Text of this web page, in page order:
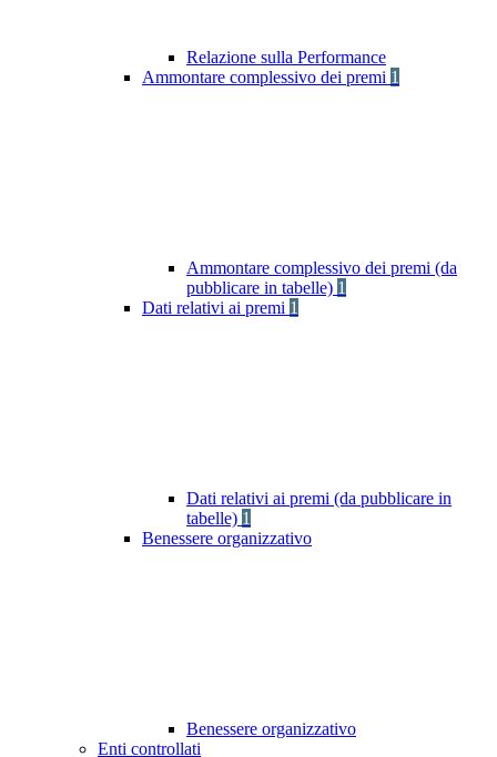
Relazione sulla Performance
Ammontare complessivo dei premi 1
Ammontare complessivo dei premi (da
pubblicare in tabelle) 1
Dati relativi ai premi 1
Dati relativi ai premi (da pubblicare in
tabelle) 1
Benessere organizzativo
Benessere organizzativo
Enti controllati